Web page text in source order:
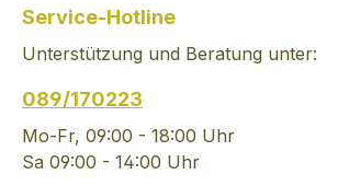
Zitrusschalen 44% vol.
mehr dazu unter:
.com/
Service-Hotline
Unterstützung und Beratung unter:
089/170223
Mo-Fr, 09:00 - 18:00 Uhr
Sa 09:00 - 14:00 Uhr